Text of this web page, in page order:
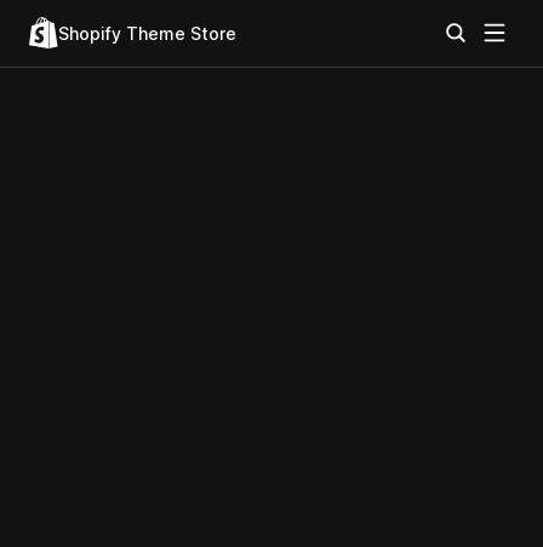
Shopify Theme Store